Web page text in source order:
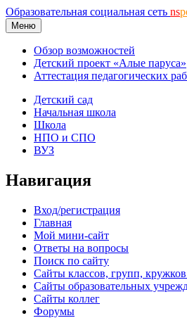
Образовательная социальная сеть ns
Меню
Обзор возможностей
Детский проект «Алые паруса»
Аттестация педагогических
Детский сад
Начальная школа
Школа
НПО и СПО
ВУЗ
Навигация
Вход/регистрация
Главная
Мой мини-сайт
Ответы на вопросы
Поиск по сайту
Сайты классов, групп,
Сайты образовательных
Сайты коллег
Форумы